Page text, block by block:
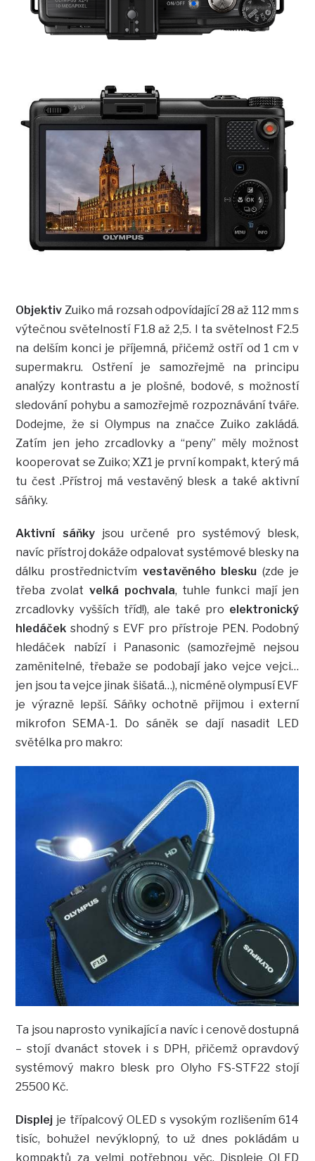
Objektiv Zuiko má rozsah odpovídající 28 až 112 mm s
výtečnou světelností F1.8 až 2,5. I ta světelnost F2.5
na delším konci je příjemná, přičemž ostří od 1 cm v
supermakru. Ostření je samozřejmě na principu
analýzy kontrastu a je plošné, bodové, s možností
sledování pohybu a samozřejmě rozpoznávání tváře.
Dodejme, že si Olympus na značce Zuiko zakládá.
Zatím jen jeho zrcadlovky a “peny” měly možnost
kooperovat se Zuiko; XZ1 je první kompakt, který má
tu čest .Přístroj má vestavěný blesk a také aktivní
sáňky.
Aktivní sáňkyjsou určené pro systémový blesk,
navíc přístroj dokáže odpalovat systémové blesky na
dálku prostřednictvím vestavěného blesku (zde je
třeba zvolat velká pochvala, tuhle funkci mají jen
zrcadlovky vyšších tříd!), ale také pro elektronický
hledáček shodný s EVF pro přístroje PEN. Podobný
hledáček nabízí i Panasonic (samozřejmě nejsou
zaměnitelné, třebaže se podobají jako vejce vejci…
jen jsou ta vejce jinak šišatá…), nicméně olympusí EVF
je výrazně lepší. Sáňky ochotně přijmou i externí
mikrofon SEMA-1. Do sáněk se dají nasadit LED
světélka pro makro:
Ta jsou naprosto vynikající a navíc i cenově dostupná
– stojí dvanáct stovek i s DPH, přičemž opravdový
systémový makro blesk pro Olyho FS-STF22 stojí
25500 Kč.
Displej je třípalcový OLED s vysokým rozlišením 614
tisíc, bohužel nevýklopný, to už dnes pokládám u
kompaktů za velmi potřebnou věc. Displeje OLED